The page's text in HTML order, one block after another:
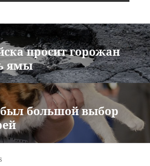
просит горожан
ямы
был большой выбор